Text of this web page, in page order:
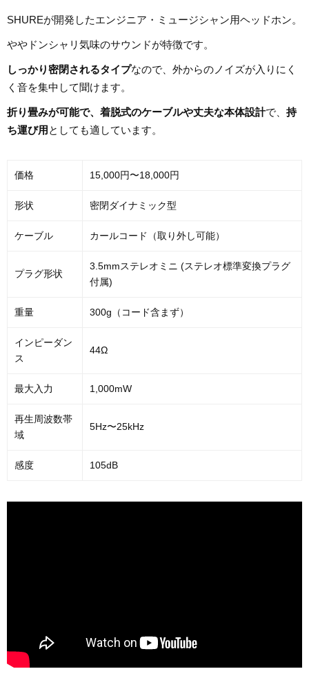
SHUREが開発したエンジニア・ミュージシャン用ヘッドホン。
ややドンシャリ気味のサウンドが特徴です。
しっかり密閉されるタイプなので、外からのノイズが入りにく
く音を集中して聞けます。
折り畳みが可能で、着脱式のケーブルや丈夫な本体設計で、 持
ち運び用 としても適しています。
価格 15,000円〜18,000円
形状 密閉ダイナミック型
ケーブル カールコード（取り外し可能）
プラグ形状
3.5mmステレオミニ (ステレオ標準変換プラグ
付属)
重量 300g（コード含まず）
インピーダン
ス
44Ω
最大入力 1,000mW
再生周波数帯
域
5Hz〜25kHz
感度 105dB